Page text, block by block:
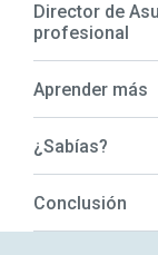
Director de
profesional
Aprender más
¿Sabías?
Conclusión